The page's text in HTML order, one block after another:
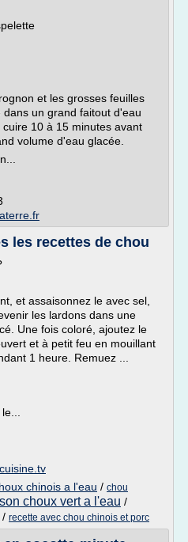
et les grosses feuilles
un grand faitout d'eau
10 à 15 minutes avant
volume d'eau glacée.
les recettes de chou
et assaisonnez le avec sel,
les lardons dans une
Une fois coloré, ajoutez le
et à petit feu en mouillant
1 heure. Remuez ...
chinois a l'eau / chou
choux vert a l'eau /
/ recette avec chou chinois et porc